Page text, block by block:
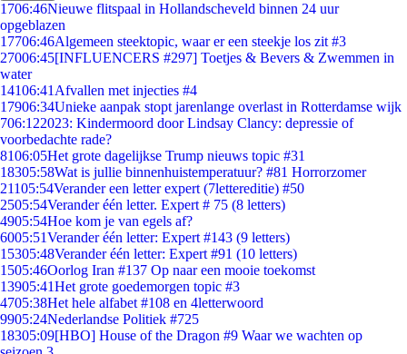
1706:46Nieuwe flitspaal in Hollandscheveld binnen 24 uur
opgeblazen
17706:46Algemeen steektopic, waar er een steekje los zit #3
27006:45[INFLUENCERS #297] Toetjes & Bevers & Zwemmen in
water
14106:41 Afvallen met injecties #4
17906:34Unieke aanpak stopt jarenlange overlast in Rotterdamse wijk
706:122023: Kindermoord door Lindsay Clancy: depressie of
voorbedachte rade?
8106:05Het grote dagelijkse Trump nieuws topic #31
18305:58Wat is jullie binnenhuistemperatuur? #81 Horrorzomer
21105:54Verander een letter expert (7lettereditie) #50
2505:54Verander één letter. Expert # 75 (8 letters)
4905:54Hoe kom je van egels af?
6005:51Verander één letter: Expert #143 (9 letters)
15305:48Verander één letter: Expert #91 (10 letters)
1505:46Oorlog Iran #137 Op naar een mooie toekomst
13905:41Het grote goedemorgen topic #3
4705:38Het hele alfabet #108 en 4letterwoord
9905:24Nederlandse Politiek #725
18305:09[HBO] House of the Dragon #9 Waar we wachten op